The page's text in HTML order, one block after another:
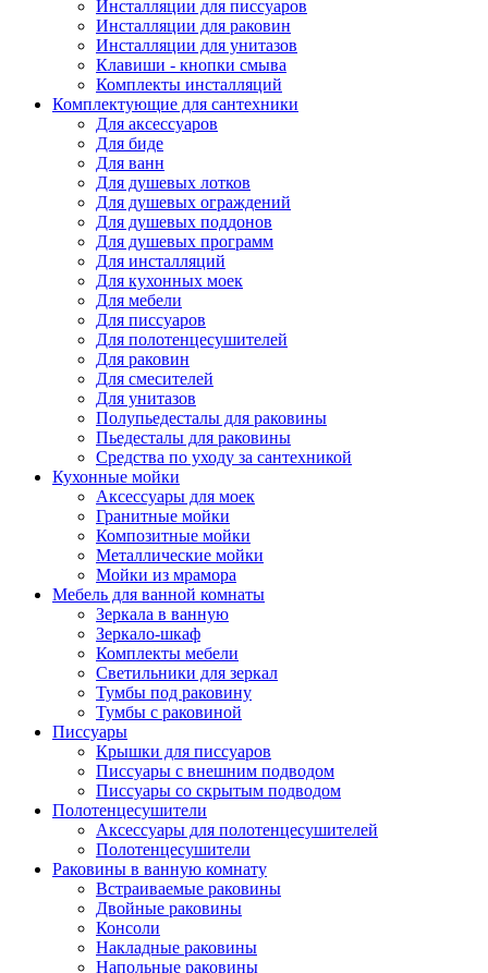
Инсталляции для писсуаров
Инсталляции для раковин
Инсталляции для унитазов
Клавиши - кнопки смыва
Комплекты инсталляций
Комплектующие для сантехники
Для аксессуаров
Для биде
Для ванн
Для душевых лотков
Для душевых ограждений
Для душевых поддонов
Для душевых программ
Для инсталляций
Для кухонных моек
Для мебели
Для писсуаров
Для полотенцесушителей
Для раковин
Для смесителей
Для унитазов
Полупьедесталы для раковины
Пьедесталы для раковины
Средства по уходу за сантехникой
Кухонные мойки
Аксессуары для моек
Гранитные мойки
Композитные мойки
Металлические мойки
Мойки из мрамора
Мебель для ванной комнаты
Зеркала в ванную
Зеркало-шкаф
Комплекты мебели
Светильники для зеркал
Тумбы под раковину
Тумбы с раковиной
Писсуары
Крышки для писсуаров
Писсуары с внешним подводом
Писсуары со скрытым подводом
Полотенцесушители
Аксессуары для полотенцесушителей
Полотенцесушители
Раковины в ванную комнату
Встраиваемые раковины
Двойные раковины
Консоли
Накладные раковины
Напольные раковины